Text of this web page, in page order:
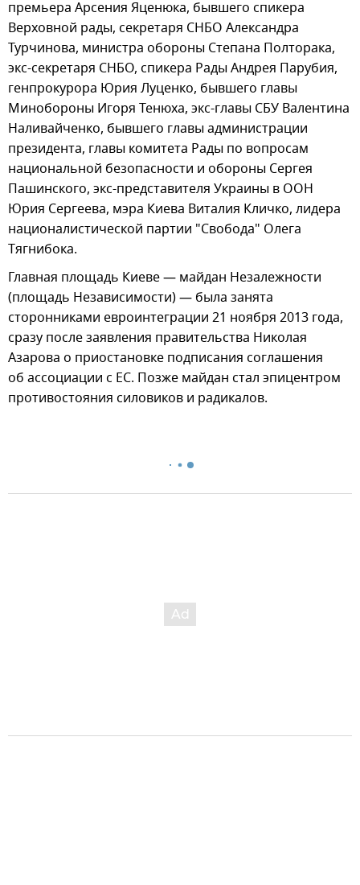
премьера Арсения Яценюка, бывшего спикера
Верховной рады, секретаря СНБО Александра
Турчинова, министра обороны Степана Полторака,
экс-секретаря СНБО, спикера Рады Андрея Парубия,
генпрокурора Юрия Луценко, бывшего главы
Минобороны Игоря Тенюха, экс-главы СБУ Валентина
Наливайченко, бывшего главы администрации
президента, главы комитета Рады по вопросам
национальной безопасности и обороны Сергея
Пашинского, экс-представителя Украины в ООН
Юрия Сергеева, мэра Киева Виталия Кличко, лидера
националистической партии "Свобода" Олега
Тягнибока.
Главная площадь Киеве — майдан Незалежности
(площадь Независимости) — была занята
сторонниками евроинтеграции 21 ноября 2013 года,
сразу после заявления правительства Николая
Азарова о приостановке подписания соглашения
об ассоциации с ЕС. Позже майдан стал эпицентром
противостояния силовиков и радикалов.